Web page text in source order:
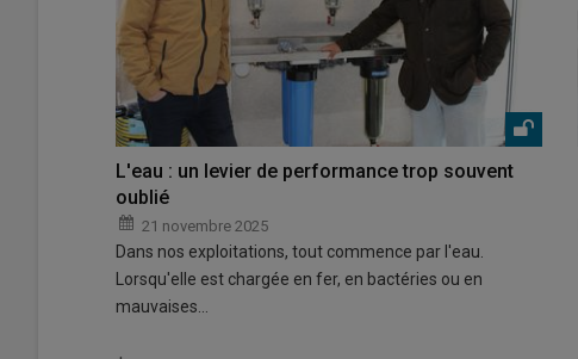
L'eau : un levier de performance trop souvent
oublié
21 novembre 2025
Dans nos exploitations, tout commence par l'eau.
Lorsqu'elle est chargée en fer, en bactéries ou en
mauvaises…